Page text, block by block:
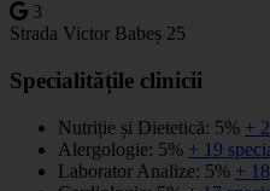
3
Strada Victor Babeș 25
Specialitățile clinicii
Nutriție și Dietetică: 5% +
Alergologie: 5% + 19
Laborator Analize: 5% +